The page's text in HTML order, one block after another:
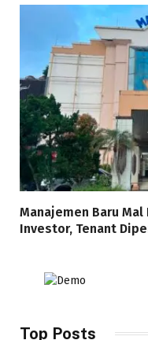
Manajemen Baru
Investor, Tenant
Top Posts